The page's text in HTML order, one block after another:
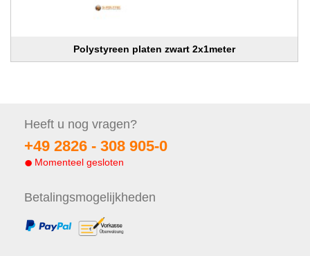
Polystyreen platen zwart 2x1meter
Heeft u nog vragen?
+49 2826 - 308 905-0
Momenteel gesloten
Betalingsmogelijkheden